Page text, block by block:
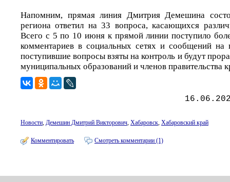
Напомним, прямая линия Дмитрия Демешина
региона ответил на 33 вопроса, касающихся
Всего с 5 по 10 июня к прямой линии поступило
комментариев в социальных сетях и сообщений на
поступившие вопросы взяты на контроль и будут
муниципальных образований и членов правительства
Новости, Демешин Дмитрий Викторович, Хабаровск, Хабаровский край
Комментировать Смотреть комментарии (1)